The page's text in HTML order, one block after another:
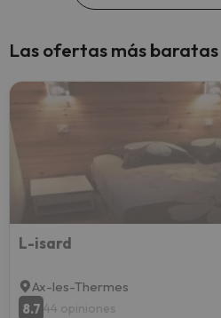
Las ofertas más baratas
L-isard
Ax-les-Thermes
8.7 44 opiniones